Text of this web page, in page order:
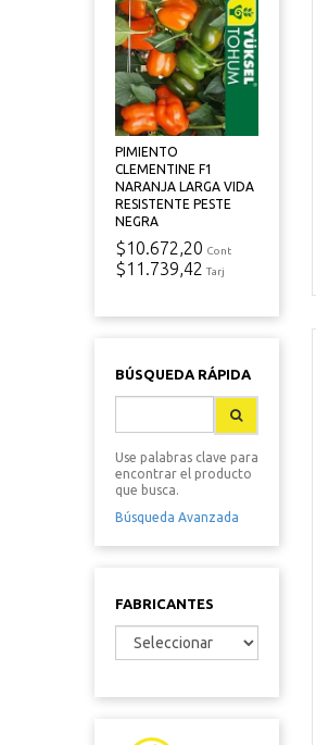
PIMIENTO
CLEMENTINE F1
NARANJA LARGA VIDA
RESISTENTE PESTE
NEGRA
$10.672,20 Cont
$11.739,42 Tarj
BÚSQUEDA RÁPIDA
Use palabras clave para
encontrar el producto
que busca.
Búsqueda Avanzada
FABRICANTES